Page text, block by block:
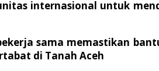
internasional untuk
sama memastikan
di Tanah Aceh